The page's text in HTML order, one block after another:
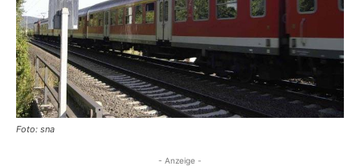
Foto: sna
- Anzeige -